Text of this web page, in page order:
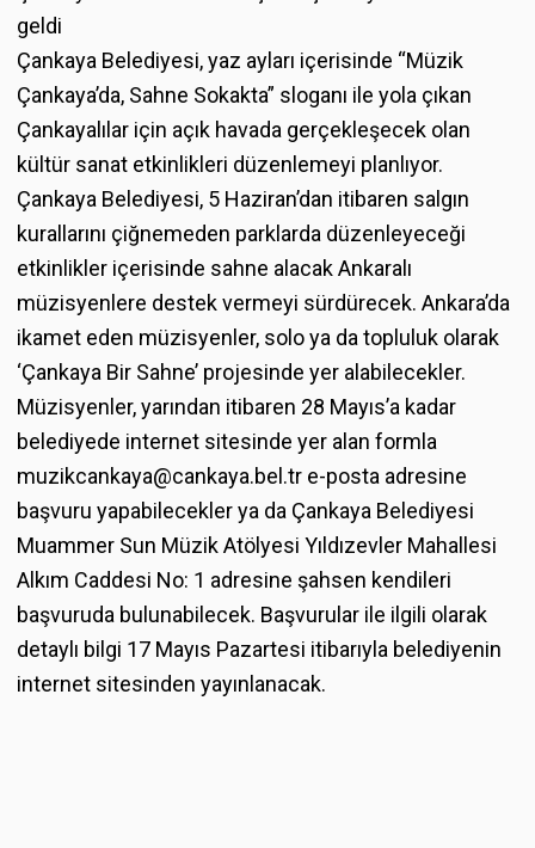
geldi
Çankaya Belediyesi, yaz ayları içerisinde “Müzik
Çankaya’da, Sahne Sokakta” sloganı ile yola çıkan
Çankayalılar için açık havada gerçekleşecek olan
kültür sanat etkinlikleri düzenlemeyi planlıyor.
Çankaya Belediyesi, 5 Haziran’dan itibaren salgın
kurallarını çiğnemeden parklarda düzenleyeceği
etkinlikler içerisinde sahne alacak Ankaralı
müzisyenlere destek vermeyi sürdürecek. Ankara’da
ikamet eden müzisyenler, solo ya da topluluk olarak
‘Çankaya Bir Sahne’ projesinde yer alabilecekler.
Müzisyenler, yarından itibaren 28 Mayıs’a kadar
belediyede internet sitesinde yer alan formla
muzikcankaya@cankaya.bel.tr e-posta adresine
başvuru yapabilecekler ya da Çankaya Belediyesi
Muammer Sun Müzik Atölyesi Yıldızevler Mahallesi
Alkım Caddesi No: 1 adresine şahsen kendileri
başvuruda bulunabilecek. Başvurular ile ilgili olarak
detaylı bilgi 17 Mayıs Pazartesi itibarıyla belediyenin
internet sitesinden yayınlanacak.